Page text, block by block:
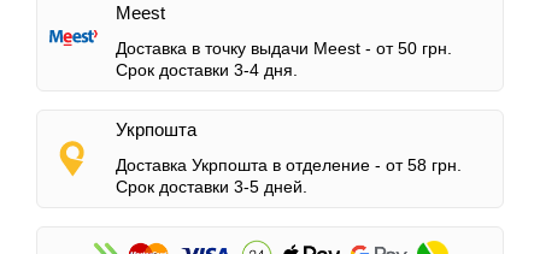
Meest
Доставка в точку выдачи Meest - от 50 грн.
Срок доставки 3-4 дня.
Укрпошта
Доставка Укрпошта в отделение - от 58 грн.
Срок доставки 3-5 дней.